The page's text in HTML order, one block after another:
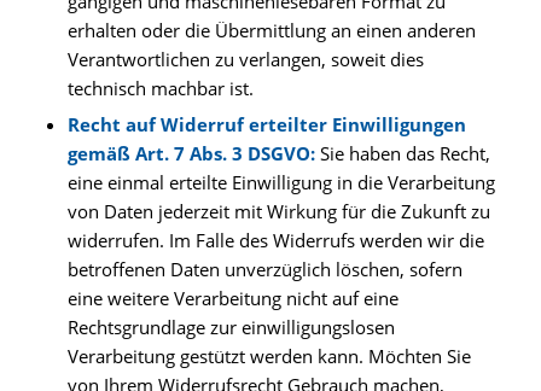
erhalten oder die Übermittlung an einen anderen
Verantwortlichen zu verlangen, soweit dies
technisch machbar ist.
Recht auf Widerruf erteilter Einwilligungen
gemäß Art. 7 Abs. 3 DSGVO:Sie haben das Recht,
eine einmal erteilte Einwilligung in die Verarbeitung
von Daten jederzeit mit Wirkung für die Zukunft zu
widerrufen. Im Falle des Widerrufs werden wir die
betroffenen Daten unverzüglich löschen, sofern
eine weitere Verarbeitung nicht auf eine
Rechtsgrundlage zur einwilligungslosen
Verarbeitung gestützt werden kann. Möchten Sie
von Ihrem Widerrufsrecht Gebrauch machen,